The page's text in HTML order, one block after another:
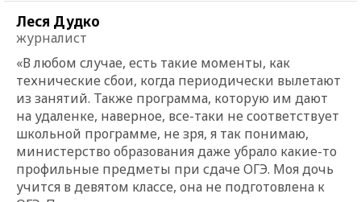
Леся Дудко
журналист
«В любом случае, есть такие моменты, как
технические сбои, когда периодически вылетают
из занятий. Также программа, которую им дают
на удаленке, наверное, все-таки не соответствует
школьной программе, не зря, я так понимаю,
министерство образования даже убрало какие-то
профильные предметы при сдаче ОГЭ. Моя дочь
учится в девятом классе, она не подготовлена к